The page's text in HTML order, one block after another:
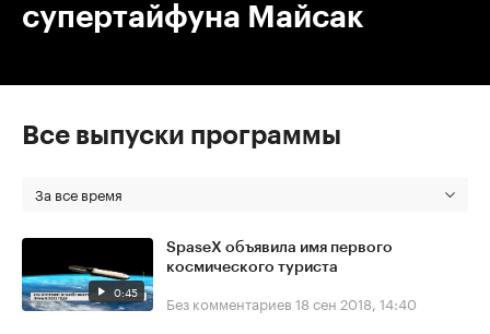
супертайфуна Майсак
Все выпуски программы
За все время
0:45
SpaseX объявила имя первого
космического туриста
Без комментариев 18 сен 2018, 14:40